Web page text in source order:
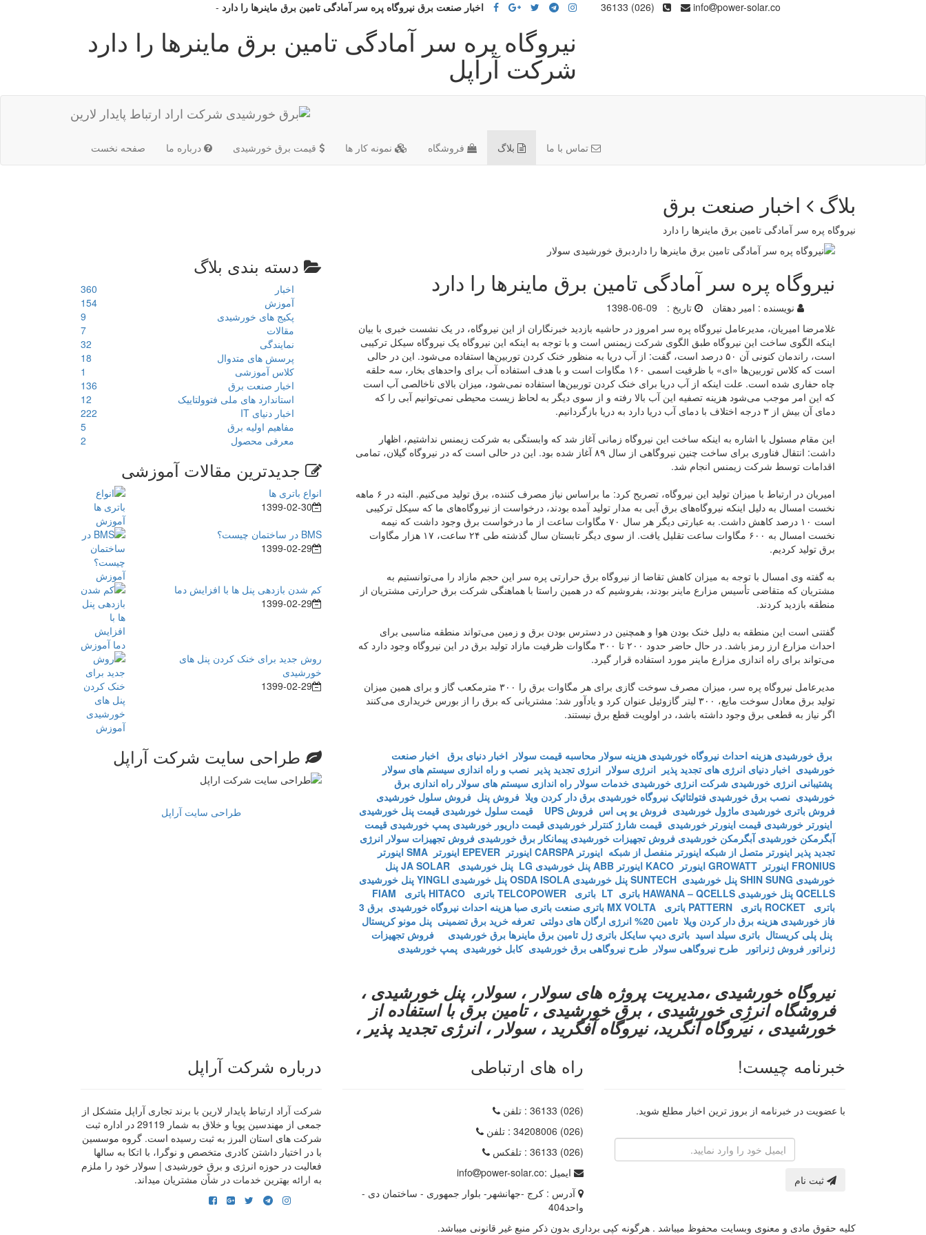
اخبار صنعت برق نیروگاه پره سر آمادگی تامین برق ماینرها را دارد -
نیروگاه پره سر آمادگی تامین برق ماینرها را دارد
شرکت آراپل
info power-solar.co
(026) 36133
صفحه نخست درباره ما قیمت برق خورشیدی نمونه کار ها فروشگاه بلاگ تماس با ما
بلاگ اخبار صنعت برق
نیروگاه پره سر آمادگی تامین برق ماینرها را دارد
دسته بندی بلاگ
اخبار
360
آموزش
154
پکیج های خورشیدی
9
مقالات
7
نمایندگی
32
پرسش های متدوال
18
کلاس آموزشی
1
اخبار صنعت برق
136
استاندارد های ملی فتوولتاییک
12
اخبار دنیای IT
222
مفاهیم اولیه برق
5
معرفی محصول
2
جدیدترین مقالات آموزشی
انواع باتری ها
1399-02-30
BMS در ساختمان چیست؟
1399-02-29
کم شدن بازدهی پنل ها با افزایش دما
1399-02-29
روش جدید برای خنک کردن پنل های
خورشیدی
1399-02-29
طراحی سایت شرکت آراپل
طراحی سایت آراپل
نیروگاه پره سر آمادگی تامین برق ماینرها را دارد
نویسنده : امیر دهقان تاریخ :
1398-06-09
غلامرضا امیریان، مدیرعامل نیروگاه پره سر امروز در حاشیه بازدید خبرنگاران از این نیروگاه، در یک نشست خبری با بیان
اینکه الگوی ساخت این نیروگاه طبق الگوی شرکت زیمنس است و با توجه به اینکه این نیروگاه یک نیروگاه سیکل ترکیبی
است، راندمان کنونی آن ۵۰ درصد است، گفت: از آب دریا به منظور خنک کردن توربین‌ها استفاده می‌شود. این در حالی
است که کلاس توربین‌ها «ای» با ظرفیت اسمی ۱۶۰ مگاوات است و با هدف استفاده آب برای واحد‌های بخار، سه حلقه
چاه حفاری شده است. علت اینکه از آب دریا برای خنک کردن توربین‌ها استفاده نمی‌شود، میزان بالای ناخالصی آب است
که این امر موجب می‌شود هزینه تصفیه این آب بالا رفته و از سوی دیگر به لحاظ زیست محیطی نمی‌توانیم آبی را که
دمای آن بیش از ۳ درجه اختلاف با دمای آب دریا دارد به دریا بازگردانیم.
این مقام مسئول با اشاره به اینکه ساخت این نیروگاه زمانی آغاز شد که وابستگی به شرکت زیمنس نداشتیم، اظهار
داشت: انتقال فناوری برای ساخت چنین نیروگاهی از سال ۸۹ آغاز شده بود. این در حالی است که در نیروگاه گیلان، تمامی
اقدامات توسط شرکت زیمنس انجام شد.
امیریان در ارتباط با میزان تولید این نیروگاه، تصریح کرد: ما براساس نیاز مصرف کننده، برق تولید می‌کنیم. البته در ۶ ماهه
نخست امسال به دلیل اینکه نیروگاه‌های برق آبی به مدار تولید آمده بودند، درخواست از نیروگاه‌های ما که سیکل ترکیبی
است ۱۰ درصد کاهش داشت. به عبارتی دیگر هر سال ۷۰ مگاوات ساعت از ما درخواست برق وجود داشت که نیمه
نخست امسال به ۶۰۰ مگاوات ساعت تقلیل یافت. از سوی دیگر تابستان سال گذشته طی ۲۴ ساعت، ۱۷ هزار مگاوات
برق تولید کردیم.
به گفته وی امسال با توجه به میزان کاهش تقاضا از نیروگاه برق حرارتی پره سر این حجم مازاد را می‌توانستیم به
مشتریان که متقاضی تأسیس مزارع ماینر بودند، بفروشیم که در همین راستا با هماهنگی شرکت برق حرارتی مشتریان از
منطقه بازدید کردند.
گفتنی است این منطقه به دلیل خنک بودن هوا و همچنین در دسترس بودن برق و زمین می‌تواند منطقه مناسبی برای
احداث مزارع ارز رمز باشد. در حال حاضر حدود ۲۰۰ تا ۳۰۰ مگاوات ظرفیت مازاد تولید برق در این نیروگاه وجود دارد که
می‌تواند برای راه اندازی مزارع ماینر مورد استفاده قرار گیرد.
مدیرعامل نیروگاه پره سر، میزان مصرف سوخت گازی برای هر مگاوات برق را ۳۰۰ مترمکعب گاز و برای همین میزان
تولید برق معادل سوخت مایع، ۳۰۰ لیتر گازوئیل عنوان کرد و یادآور شد: مشتریانی که برق را از بورس خریداری می‌کنند
اگر نیاز به قطعی برق وجود داشته باشد، در اولویت قطع برق نیستند.
برق خورشیدی هزینه احداث نیروگاه خورشیدی هزینه سولار محاسبه قیمت سولار اخبار دنیای برق اخبار صنعت
خورشیدی اخبار دنیای انرژی های تجدید پذیر انرژی سولار انرژی تجدید پذیر نصب و راه اندازی سیستم های سولار
پشتیبانی انرژی خورشیدی شرکت انرژی خورشیدی خدمات سولار راه اندازی سیستم های سولار راه اندازی برق
خورشیدی نصب برق خورشیدی فتولتائیک نیروگاه خورشیدی برق دار کردن ویلا فروش پنل فروش سلول خورشیدی
فروش باتری خورشیدی ماژول خورشیدی فروش یو پی اس فروش UPS قیمت سلول خورشیدی قیمت پنل خورشیدی
اینورتر خورشیدی قیمت اینورتر خورشیدی قیمت شارژ کنترلر خورشیدی قیمت داریور خورشیدی پمپ خورشیدی قیمت
آبگرمکن خورشیدی آبگرمکن خورشیدی فروش تجهیزات خورشیدی پیمانکار برق خورشیدی فروش تجهیزات سولار انرژی
تجدید پذیر اینورتر متصل از شبکه اینورتر منفصل از شبکه اینورتر CARSPA اینورتر EPEVER اینورتر SMA
اینورتر
FRONIUS اینورتر GROWATT اینورتر KACO اینورتر ABB پنل خورشیدی LG پنل خورشیدی JA SOLAR
پنل
خورشیدی SHIN SUNG
پنل خورشیدی SUNTECH پنل خورشیدی OSDA ISOLA پنل خورشیدی YINGLI
پنل خورشیدی
QCELLS پنل خورشیدی HAWANA – QCELLS باتری LT باتری TELCOPOWER باتری HITACO
باتری FIAM
باتری ROCKET
باتری PATTERN باتری MX VOLTA باتری صنعت باتری صبا هزینه احداث نیروگاه خورشیدی
برق 3
فاز خورشیدی هزینه برق دار کردن ویلا تامین 20% انرژی ارگان های دولتی تعرفه خرید برق تضمینی پنل مونو کریستال
پنل پلی کریستال باتری سیلد اسید باتری دیپ سایکل باتری ژل تامین برق ماینرها برق خورشیدی
فروش تجهیزات
ژنراتور فروش ژنراتور طرح نیروگاهی سولار طرح نیروگاهی برق خورشیدی کابل خورشیدی پمپ خورشیدی
نیروگاه خورشیدی ،مدیریت پروژه های سولار ، سولار، پنل خورشیدی ،
فروشگاه انرژِی خورشیدی ، برق خورشیدی ، تامین برق با استفاده از
خورشیدی ، نیروگاه آنگرید، نیروگاه آفگرید ، سولار ، انرژی تجدید پذیر ،
درباره شرکت آراپل
شرکت آراد ارتباط پایدار لارین با برند تجاری آراپل متشکل از
جمعی از مهندسین پویا و خلاق به شمار 29119 در اداره ثبت
شرکت های استان البرز به ثبت رسیده است. گروه موسسین
با در اختیار داشتن کادری متخصص و نوگرا، با اتکا به سالها
فعالیت در حوزه انرژی و برق خورشیدی | سولار خود را ملزم
به ارائه بهترین خدمات در شاًن مشتریان میداند.
راه های ارتباطی
(026) 36133
: تلفن
(026) 34208006
: تلفن
(026) 36133
: تلفکس
ایمیل :
info
power-solar.co
آدرس : کرج -جهانشهر- بلوار جمهوری - ساختمان دی -
واحد404
خبرنامه چیست!
با عضویت در خبرنامه از بروز ترین اخبار مطلع شوید.
ثبت نام
کلیه حقوق مادی و معنوی وبسایت محفوظ میباشد . هرگونه کپی برداری بدون ذکر منبع غیر قانونی میباشد.